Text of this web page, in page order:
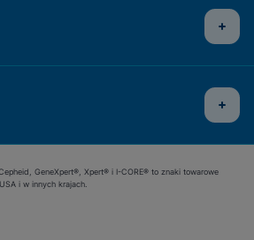
GeneXpert®, Xpert® i I-CORE® to znaki towarowe
i w innych krajach.